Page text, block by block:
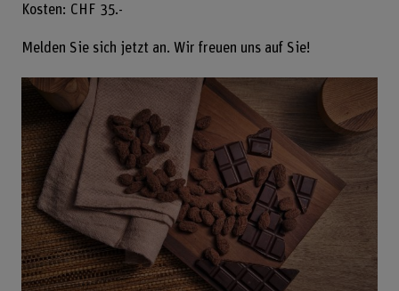
Kosten: CHF 35.-
Melden Sie sich jetzt an. Wir freuen uns auf Sie!